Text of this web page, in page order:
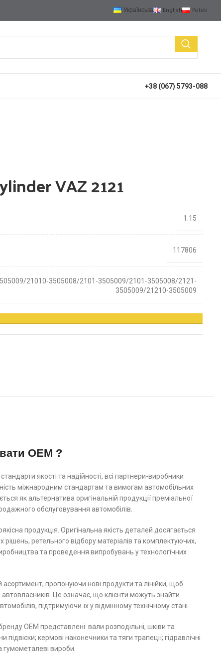
Українська English Polski
+38 (067) 5793-088
VAZ 2121
1.15
117806
21010-3505008/2101-3505009/2101-3505008/2121-
3505009/21210-3505009
OEM ?
якості та надійності, всі партнери-виробники
міжнародним стандартам та вимогам автомобільних
як альтернатива оригінальній продукції преміальної
обслуговування автомобілів.
продукція. Оригінальна якість деталей досягається
рішень, ретельного відбору матеріалів та комплектуючих,
та проведення випробувань у технологічних
пропонуючи нові продукти та лінійки, щоб
Це означає, що клієнти можуть знайти
підтримуючи їх у відмінному технічному стані.
ОЕМ представлені: вали розподільні, шківи та
кермові наконечники та тяги трапеції; гідравлічні
гумометалеві вироби.